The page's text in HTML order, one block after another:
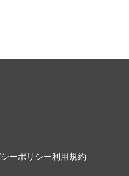
ーポリシー利用規約